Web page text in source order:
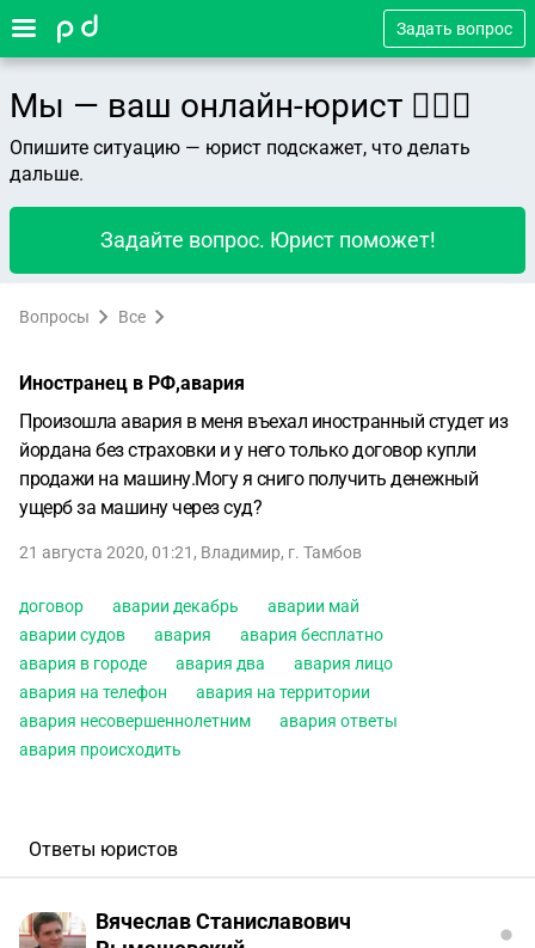
Задать вопрос
Мы — ваш онлайн-юрист 👨🏻‍⚖️
Опишите ситуацию — юрист подскажет, что делать
дальше.
Задайте вопрос. Юрист поможет!
Вопросы Все
Иностранец в РФ,авария
Произошла авария в меня въехал иностранный студет из
йордана без страховки и у него только договор купли
продажи на машину.Могу я сниго получить денежный
ущерб за машину через суд?
21 августа 2020, 01:21 , Владимир, г. Тамбов
договор аварии декабрь
аварии май
аварии судов
авария
авария бесплатно
авария в городе
авария два
авария лицо
авария на телефон
авария на территории
авария несовершеннолетним
авария ответы
авария происходить
Ответы юристов
Вячеслав Станиславович